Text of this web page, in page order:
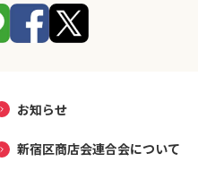
お知らせ
新宿区商店会連合会について